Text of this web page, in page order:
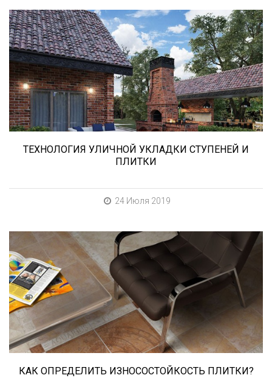
В этой статье мы расскажем о том, что
нужно учесть при выборе и укладке уличных
облицовочных материалов (ступени и плитка).
ТЕХНОЛОГИЯ УЛИЧНОЙ УКЛАДКИ СТУПЕНЕЙ И
ПЛИТКИ
24 Июля 2019
При выборе любой плитки важно важны не
только цвет и размер, но и ее
износостойкость. Как же определить
износостойкость керамической плитки и
керамогранита? Сейчас расскажем.
КАК ОПРЕДЕЛИТЬ ИЗНОСОСТОЙКОСТЬ ПЛИТКИ?